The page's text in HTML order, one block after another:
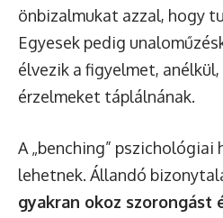
önbizalmukat azzal, hogy
Egyesek pedig
élvezik a figyelmet,
érzelmeket táplálnának.
A „benching” pszichológiai
lehetnek. Állandó
gyakran okoz szorongást